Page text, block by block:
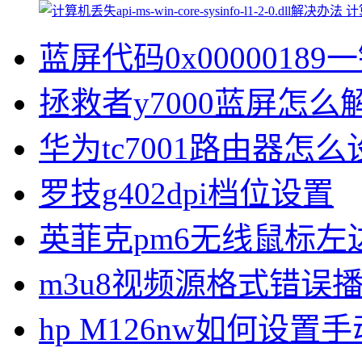
计
蓝屏代码0x00000189
拯救者y7000蓝屏怎么
华为tc7001路由器怎么
罗技g402dpi档位设置
英菲克pm6无线鼠标左
m3u8视频源格式错误
hp M126nw如何设置